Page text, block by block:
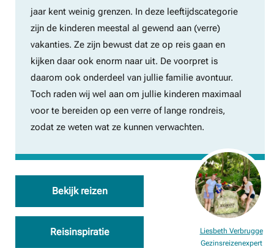
jaar kent weinig grenzen. In deze leeftijdscategorie
zijn de kinderen meestal al gewend aan (verre)
vakanties. Ze zijn bewust dat ze op reis gaan en
kijken daar ook enorm naar uit. De voorpret is
daarom ook onderdeel van jullie familie avontuur.
Toch raden wij wel aan om jullie kinderen maximaal
voor te bereiden op een verre of lange rondreis,
zodat ze weten wat ze kunnen verwachten.
Bekijk reizen
Reisinspiratie
Liesbeth Verbrugge
Gezinsreizenexpert